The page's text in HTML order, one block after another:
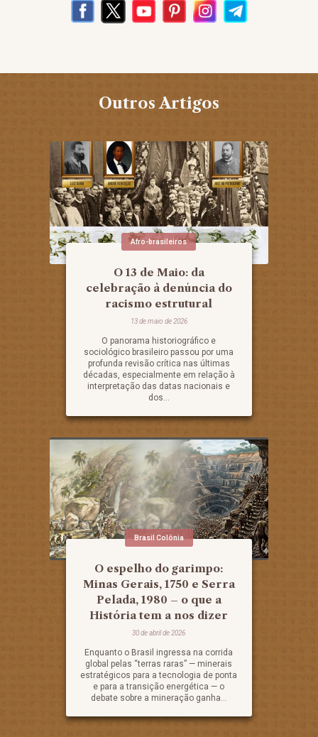
Outros Artigos
Afro-brasileiros
O 13 de Maio: da
celebração à denúncia do
racismo estrutural
13 de maio de 2026
O panorama historiográfico e
sociológico brasileiro passou por uma
profunda revisão crítica nas últimas
décadas, especialmente em relação à
interpretação das datas nacionais e
dos...
Brasil Colônia
O espelho do garimpo:
Minas Gerais, 1750 e Serra
Pelada, 1980 – o que a
História tem a nos dizer
30 de abril de 2026
Enquanto o Brasil ingressa na corrida
global pelas “terras raras” — minerais
estratégicos para a tecnologia de ponta
e para a transição energética — o
debate sobre a mineração ganha...